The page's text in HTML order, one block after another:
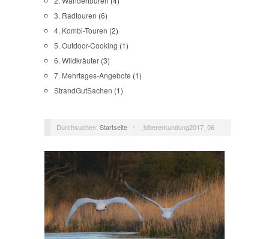
3. Radtouren (6)
4. Kombi-Touren (2)
5. Outdoor-Cooking (1)
6. Wildkräuter (3)
7. Mehrtages-Angebote (1)
StrandGutSachen (1)
Durchsuchen: Startseite / _bibererkundung2017_06